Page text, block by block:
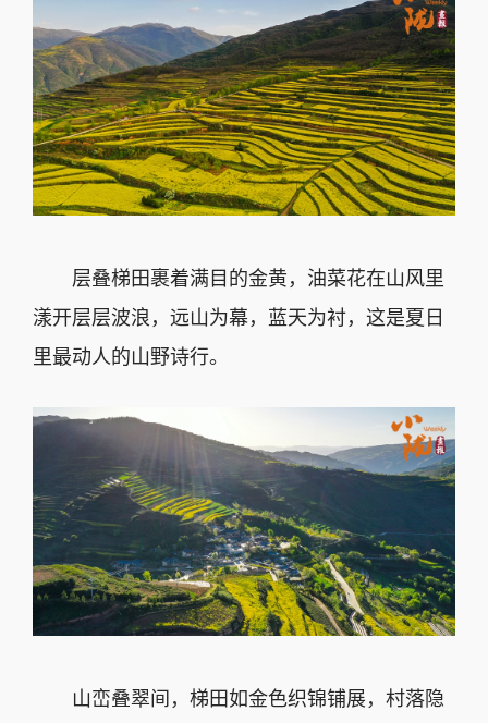
层叠梯田裹着满目的金黄，油菜花在山风里
漾开层层波浪，远山为幕，蓝天为衬，这是夏日
里最动人的山野诗行。
山峦叠翠间，梯田如金色织锦铺展，村落隐